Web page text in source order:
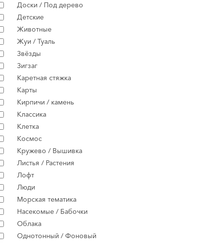
Доски / Под дерево
Детские
Животные
Жуи / Туаль
Звёзды
Зигзаг
Каретная стяжка
Карты
Кирпичи / камень
Классика
Клетка
Космос
Кружево / Вышивка
Листья / Растения
Лофт
Люди
Морская тематика
Насекомые / Бабочки
Облака
Однотонный / Фоновый